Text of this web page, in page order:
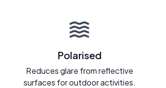
Polarised
Reduces glare from reflective
surfaces for outdoor activities.